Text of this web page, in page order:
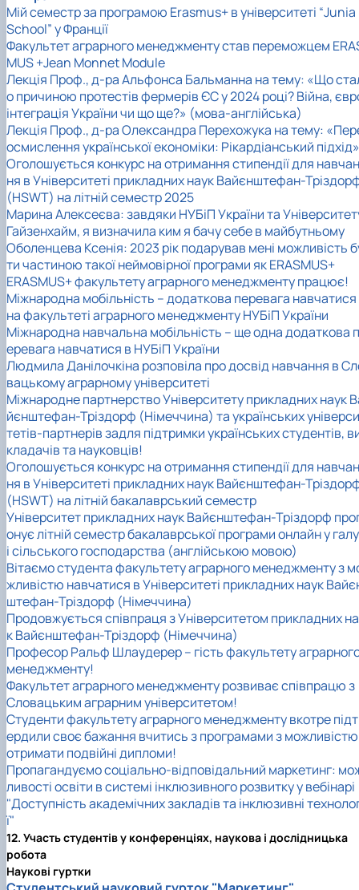
Мій семестр за програмою Erasmus+ в університеті “Junia
School” у Франції
Факультет аграрного менеджменту став переможцем
MUS +Jean Monnet Module
Лекція Проф., д-ра Альфонса Бальманна на тему: «Що
о причиною протестів фермерів ЄС у 2024 році? Війна,
інтеграція України чи що ще?» (мова-англійська)
Лекція Проф., д-ра Олександра Перехожука на тему:
осмислення української економіки: Рікардіанський підхід»
Оголошується конкурс на отримання стипендії для навчан
ня в Університеті прикладних наук Вайєнштефан-
(HSWT) на літній семестр 2025
Марина Алексеєва: завдяки НУБіП України та
Гайзенхайм, я визначила ким я бачу себе в майбутньому
Оболенцева Ксенія: 2023 рік подарував мені можливість
ти частиною такої неймовірної програми як ERASMUS+
ERASMUS+ факультету аграрного менеджменту працює!
Міжнародна мобільність – додаткова перевага навчатися
на факультеті аграрного менеджменту НУБіП України
Міжнародна навчальна мобільність – ще одна додаткова п
еревага навчатися в НУБіП України
Людмила Данілочкіна розповіла про досвід навчання в
вацькому аграрному університеті
Міжнародне партнерство Університету прикладних наук
йєнштефан-Тріздорф (Німеччина) та українських універси
тетів-партнерів задля підтримки українських студентів,
кладачів та науковців!
Оголошується конкурс на отримання стипендії для навчан
ня в Університеті прикладних наук Вайєнштефан-
(HSWT) на літній бакалаврський семестр
Університет прикладних наук Вайєнштефан-Тріздорф
онує літній семестр бакалаврської програми онлайн у
і сільського господарства (англійською мовою)
Вітаємо студента факультету аграрного менеджменту з
жливістю навчатися в Університеті прикладних наук
штефан-Тріздорф (Німеччина)
Продовжується співпраця з Університетом прикладних
к Вайєнштефан-Тріздорф (Німеччина)
Професор Ральф Шлаудерер – гість факультету
менеджменту!
Факультет аграрного менеджменту розвиває співпрацю з
Словацьким аграрним університетом!
Студенти факультету аграрного менеджменту вкотре
ердили своє бажання вчитись з програмами з можливістю
отримати подвійні дипломи!
Пропагандуємо соціально-відповідальний маркетинг:
ливості освіти в системі інклюзивного розвитку у вебінарі
"Доступність академічних закладів та інклюзивні
ї"
12. Участь студентів у конференціях, наукова і дослідницька
робота
Наукові гуртки